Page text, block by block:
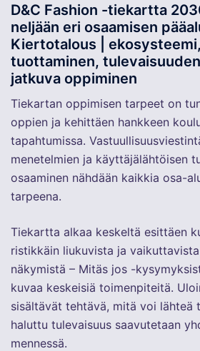
D&C Fashion -tiekartta
neljään eri osaamisen
Kiertotalous |
tuottaminen,
jatkuva oppiminen
Tiekartan oppimisen tarpeet on
oppien ja kehittäen hankkeen
tapahtumissa.
menetelmien ja käyttäjälähtöisen
osaaminen nähdään kaikkia osa-
tarpeena.
Tiekartta alkaa keskeltä esittäen
ristikkäin liukuvista ja
näkymistä – Mitäs jos -
kuvaa keskeisiä toimenpiteitä.
sisältävät tehtävä, mitä voi lähteä
haluttu tulevaisuus saavutetaan
mennessä.